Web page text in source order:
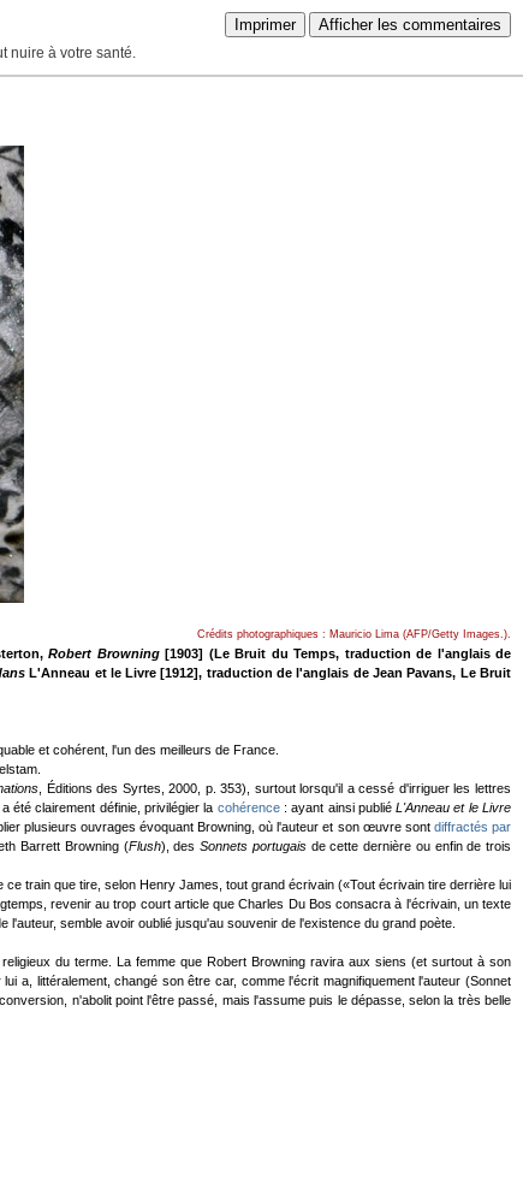
Imprimer Afficher les commentaires
nuire à votre santé.
Crédits photographiques : Mauricio Lima (AFP/Getty Images.).
Robert Browning[1903] (Le Bruit du Temps, traduction de l'anglais de
L'Anneau et le Livre [1912], traduction de l'anglais de Jean Pavans, Le Bruit
et cohérent, l'un des meilleurs de France.
, Éditions des Syrtes, 2000, p. 353), surtout lorsqu'il a cessé d'irriguer les lettres
été clairement définie, privilégier la cohérence: ayant ainsi publiéL'Anneau et le Livre
plusieurs ouvrages évoquant Browning, où l'auteur et son œuvre sont diffractés par
Barrett Browning (Flush), des Sonnets portugaisde cette dernière ou enfin de trois
train que tire, selon Henry James, tout grand écrivain («Tout écrivain tire derrière lui
revenir au trop court article que Charles Du Bos consacra à l'écrivain, un texte
semble avoir oublié jusqu'au souvenir de l'existence du grand poète.
du terme. La femme que Robert Browning ravira aux siens (et surtout à son
a, littéralement, changé son être car, comme l'écrit magnifiquement l'auteur (Sonnet
n'abolit point l'être passé, mais l'assume puis le dépasse, selon la très belle